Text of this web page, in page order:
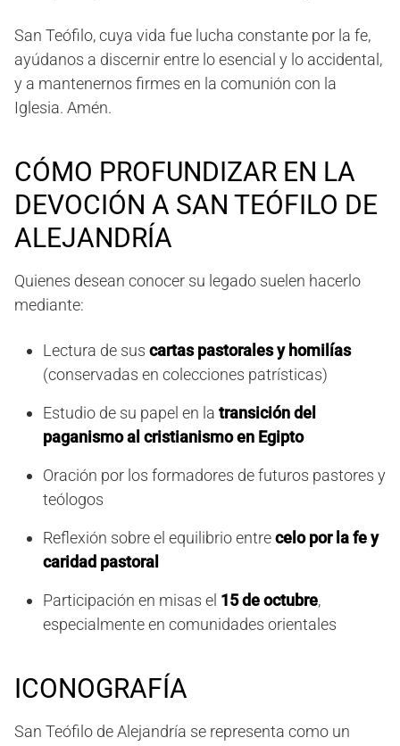
San Teófilo, cuya vida fue lucha constante por la fe,
ayúdanos a discernir entre lo esencial y lo accidental,
y a mantenernos firmes en la comunión con la
Iglesia. Amén.
CÓMO PROFUNDIZAR EN LA
DEVOCIÓN A SAN TEÓFILO DE
ALEJANDRÍA
Quienes desean conocer su legado suelen hacerlo
mediante:
Lectura de sus cartas pastorales y homilías
(conservadas en colecciones patrísticas)
Estudio de su papel en la transición del
paganismo al cristianismo en Egipto
Oración por los formadores de futuros pastores y
teólogos
Reflexión sobre el equilibrio entrecelo por la fe y
caridad pastoral
Participación en misas el 15 de octubre,
especialmente en comunidades orientales
ICONOGRAFÍA
San Teófilo de Alejandría se representa como un